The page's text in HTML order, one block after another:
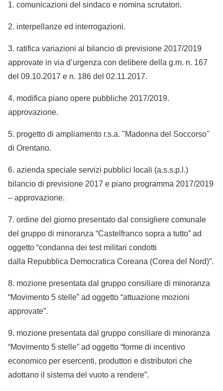
1. comunicazioni del sindaco e nomina scrutatori.
2. interpellanze ed interrogazioni.
3. ratifica variazioni al bilancio di previsione 2017/2019
approvate in via d’urgenza con delibere della g.m. n. 167
del 09.10.2017 e n. 186 del 02.11.2017.
4. modifica piano opere pubbliche 2017/2019.
approvazione.
5. progetto di ampliamento r.s.a. ''Madonna del Soccorso''
di Orentano.
6. azienda speciale servizi pubblici locali (a.s.s.p.l.)
bilancio di previsione 2017 e piano programma 2017/2019
– approvazione.
7. ordine del giorno presentato dal consigliere comunale
del gruppo di minoranza “Castelfranco sopra a tutto” ad
oggetto “condanna dei test militari condotti
dalla Repubblica Democratica Coreana (Corea del Nord)”.
8. mozione presentata dal gruppo consiliare di minoranza
“Movimento 5 stelle” ad oggetto “attuazione mozioni
approvate”.
9. mozione presentata dal gruppo consiliare di minoranza
“Movimento 5 stelle” ad oggetto “forme di incentivo
economico per esercenti, produttori e distributori che
adottano il sistema del vuoto a rendere”.